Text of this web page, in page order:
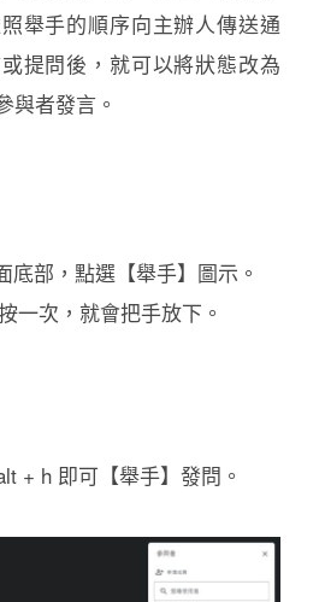
舉手的順序向主辦人傳送通
提問後，就可以將狀態改為
與者發言。
底部，點選【舉手】圖示。
一次，就會把手放下。
+ h 即可【舉手】發問。